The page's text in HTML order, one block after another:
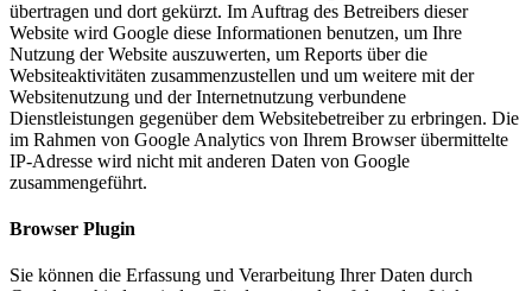
übertragen und dort gekürzt. Im Auftrag des Betreibers dieser
Website wird Google diese Informationen benutzen, um Ihre
Nutzung der Website auszuwerten, um Reports über die
Websiteaktivitäten zusammenzustellen und um weitere mit der
Websitenutzung und der Internetnutzung verbundene
Dienstleistungen gegenüber dem Websitebetreiber zu erbringen. Die
im Rahmen von Google Analytics von Ihrem Browser übermittelte
IP-Adresse wird nicht mit anderen Daten von Google
zusammengeführt.
Browser Plugin
Sie können die Erfassung und Verarbeitung Ihrer Daten durch